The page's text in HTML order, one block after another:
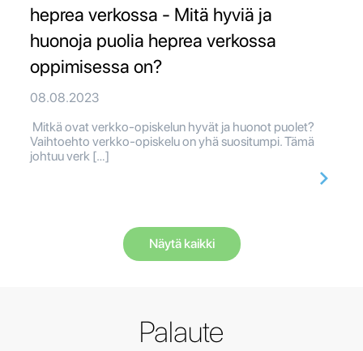
heprea verkossa - Mitä hyviä ja
huonoja puolia heprea verkossa
oppimisessa on?
08.08.2023
Mitkä ovat verkko-opiskelun hyvät ja huonot puolet?
Vaihtoehto verkko-opiskelu on yhä suositumpi. Tämä
johtuu verk […]
Näytä kaikki
Palaute